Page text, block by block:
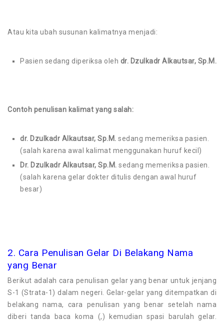
Atau kita ubah susunan kalimatnya menjadi:
Pasien sedang diperiksa oleh dr. Dzulkadr Alkautsar, Sp.M.
Contoh penulisan kalimat yang salah:
dr. Dzulkadr Alkautsar, Sp.M. sedang memeriksa pasien.
(salah karena awal kalimat menggunakan huruf kecil)
Dr. Dzulkadr Alkautsar, Sp.M. sedang memeriksa pasien.
(salah karena gelar dokter ditulis dengan awal huruf
besar)
2. Cara Penulisan Gelar Di Belakang Nama
yang Benar
Berikut adalah cara penulisan gelar yang benar untuk jenjang
S-1 (Strata-1) dalam negeri. Gelar-gelar yang ditempatkan di
belakang nama, cara penulisan yang benar setelah nama
diberi tanda baca koma (,) kemudian spasi barulah gelar.